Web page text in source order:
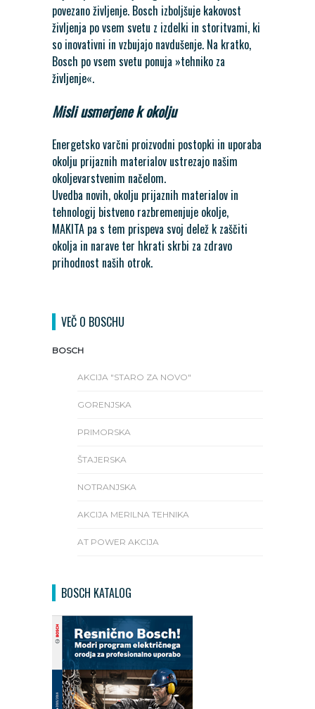
povezano življenje. Bosch izboljšuje kakovost
življenja po vsem svetu z izdelki in storitvami, ki
so inovativni in vzbujajo navdušenje. Na kratko,
Bosch po vsem svetu ponuja »tehniko za
življenje«.
Misli usmerjene k okolju
Energetsko varčni proizvodni postopki in uporaba
okolju prijaznih materialov ustrezajo našim
okoljevarstvenim načelom.
Uvedba novih, okolju prijaznih materialov in
tehnologij bistveno razbremenjuje okolje,
MAKITA pa s tem prispeva svoj delež k zaščiti
okolja in narave ter hkrati skrbi za zdravo
prihodnost naših otrok.
VEČ O BOSCHU
BOSCH
AKCIJA "STARO ZA NOVO"
GORENJSKA
PRIMORSKA
ŠTAJERSKA
NOTRANJSKA
AKCIJA MERILNA TEHNIKA
AT POWER AKCIJA
BOSCH KATALOG